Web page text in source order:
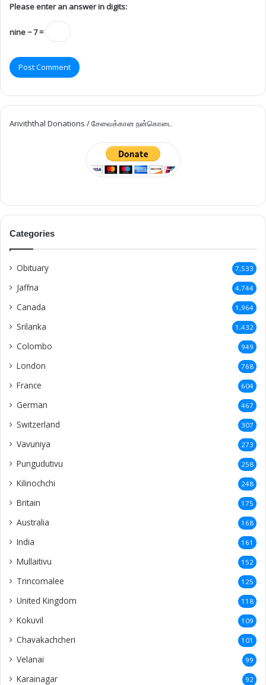
Please enter an answer in digits:
nine − 7 =
Ariviththal Donations / சேவைக்கான நன்கொடை
Categories
Obituary 7,533
Jaffna 4,744
Canada 1,964
Srilanka 1,432
Colombo 949
London 768
France 604
German 467
Switzerland 307
Vavuniya 273
Pungudutivu 258
Kilinochchi 248
Britain 175
Australia 168
India 161
Mullaitivu 152
Trincomalee 125
United Kingdom 118
Kokuvil 109
Chavakachcheri 101
Velanai 99
Karainagar 92